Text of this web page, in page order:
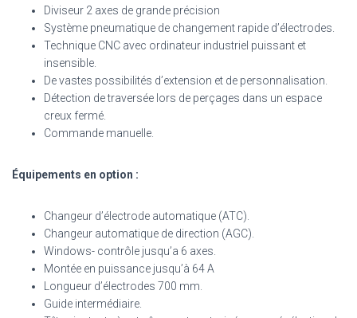
Diviseur 2 axes de grande précision
Système pneumatique de changement rapide d’électrodes.
Technique CNC avec ordinateur industriel puissant et
insensible.
De vastes possibilités d’extension et de personnalisation.
Détection de traversée lors de perçages dans un espace
creux fermé.
Commande manuelle.
Équipements en option :
Changeur d’électrode automatique (ATC).
Changeur automatique de direction (AGC).
Windows- contrôle jusqu’a 6 axes.
Montée en puissance jusqu’à 64 A
Longueur d’électrodes 700 mm.
Guide intermédiaire.